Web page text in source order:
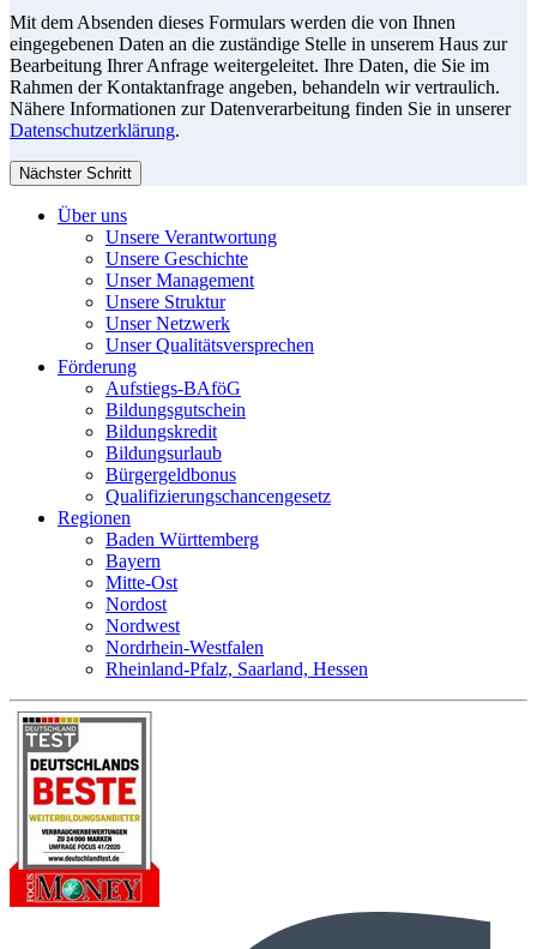
Mit dem Absenden dieses Formulars werden die von Ihnen
eingegebenen Daten an die zuständige Stelle in unserem Haus zur
Bearbeitung Ihrer Anfrage weitergeleitet. Ihre Daten, die Sie im
Rahmen der Kontaktanfrage angeben, behandeln wir vertraulich.
Nähere Informationen zur Datenverarbeitung finden Sie in unserer
Datenschutzerklärung.
Nächster Schritt
Über uns
Unsere Verantwortung
Unsere Geschichte
Unser Management
Unsere Struktur
Unser Netzwerk
Unser Qualitätsversprechen
Förderung
Aufstiegs-BAföG
Bildungsgutschein
Bildungskredit
Bildungsurlaub
Bürgergeldbonus
Qualifizierungschancengesetz
Regionen
Baden Württemberg
Bayern
Mitte-Ost
Nordost
Nordwest
Nordrhein-Westfalen
Rheinland-Pfalz, Saarland, Hessen